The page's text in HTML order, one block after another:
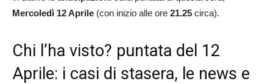
Mercoledì 12 Aprile (con inizio alle ore 21.25 circa).
Chi l’ha visto? puntata del 12
Aprile: i casi di stasera, le news e